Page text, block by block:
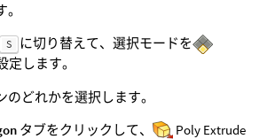
S
に切り替えて、選択モードを
定します。
どれかを選択します。
タブをクリックして、
Poly Extrude